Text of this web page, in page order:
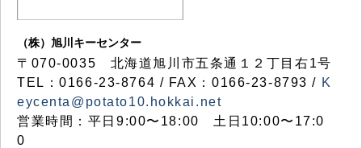
（株）旭川キーセンター
〒070-0035 北海道旭川市五条通１２丁目右1号
TEL：0166-23-8764 / FAX：0166-23-8793 / K
eycenta@potato10.hokkai.net
営業時間：平日9:00〜18:00 土日10:00〜17:0
0